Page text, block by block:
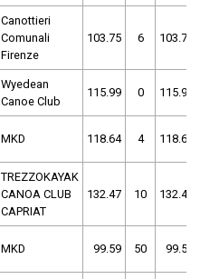
Canottieri
Comunali
Firenze
103.75 6 103.75
Wyedean
Canoe Club
115.99 0 115.99
MKD 118.64 4 118.64
TREZZOKAYAK
CANOA CLUB
CAPRIAT
132.47 10 132.47
MKD 99.59 50 99.59